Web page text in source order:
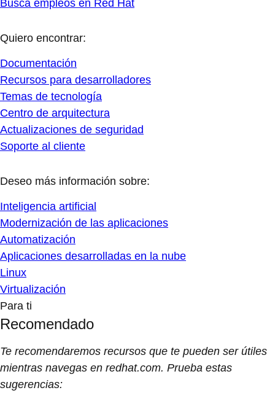
Busca empleos en Red Hat
Quiero encontrar:
Documentación
Recursos para desarrolladores
Temas de tecnología
Centro de arquitectura
Actualizaciones de seguridad
Soporte al cliente
Deseo más información sobre:
Inteligencia artificial
Modernización de las aplicaciones
Automatización
Aplicaciones desarrolladas en la nube
Linux
Virtualización
Para ti
Recomendado
Te recomendaremos recursos que te pueden ser útiles
mientras navegas en redhat.com. Prueba estas
sugerencias: